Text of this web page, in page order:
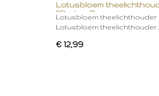
Lotusbloem
(Chakra 3)
Lotusbloem theelichthouder
Lotusbloem theelichthouder…
€ 12,99